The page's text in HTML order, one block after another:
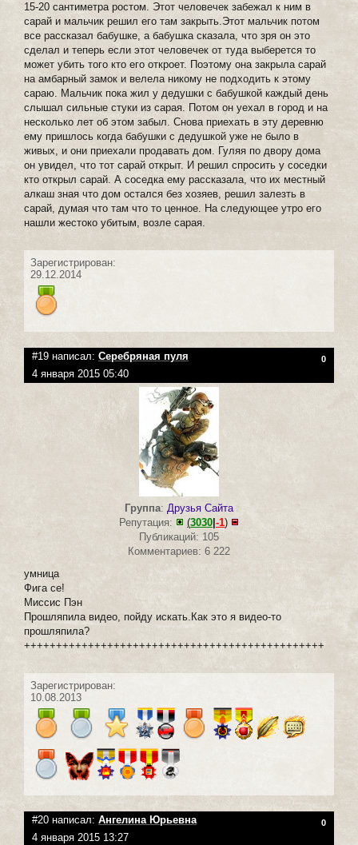
15-20 сантиметра ростом. Этот человечек забежал к ним в
сарай и мальчик решил его там закрыть.Этот мальчик потом
все рассказал бабушке, а бабушка сказала, что зря он это
сделал и теперь если этот человечек от туда выберется то
может убить того кто его откроет. Поэтому она закрыла сарай
на амбарный замок и велела никому не подходить к этому
сараю. Мальчик пока жил у дедушки с бабушкой каждый день
слышал сильные стуки из сарая. Потом он уехал в город и на
несколько лет об этом забыл. Снова приехать в эту деревню
ему пришлось когда бабушки с дедушкой уже не было в
живых, и они приехали продавать дом. Гуляя по двору дома
он увидел, что тот сарай открыт. И решил спросить у соседки
кто открыл сарай. А соседка ему рассказала, что их местный
алкаш зная что дом остался без хозяев, решил залезть в
сарай, думая что там что то ценное. На следующее утро его
нашли жестоко убитым, возле сарая.
Зарегистрирован:
29.12.2014
#19 написал: Серебряная пуля 0
4 января 2015 05:40
Группа: Друзья Сайта
Репутация:
(3030 -1)
Публикаций: 105
Комментариев: 6 222
умница
Фига се!
Миссис Пэн
Прошляпила видео, пойду искать.Как это я видео-то
прошляпила?
+++++++++++++++++++++++++++++++++++++++++++++++
Зарегистрирован:
10.08.2013
#20 написал: Ангелина Юрьевна 0
4 января 2015 13:27